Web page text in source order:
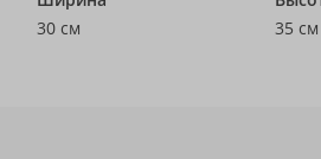
30 см
35 см